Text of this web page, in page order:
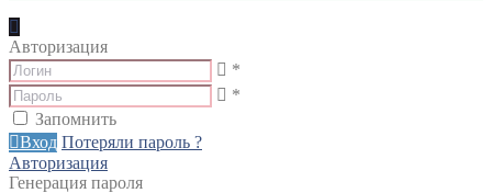
Авторизация
*
*
Запомнить
Вход Потеряли пароль ?
Авторизация
Генерация пароля